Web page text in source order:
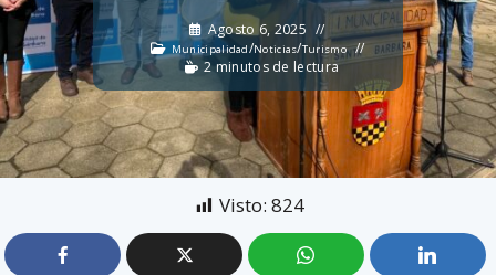
Agosto 6, 2025
Municipalidad/Noticias/Turismo
2 minutos de lectura
Visto: 824